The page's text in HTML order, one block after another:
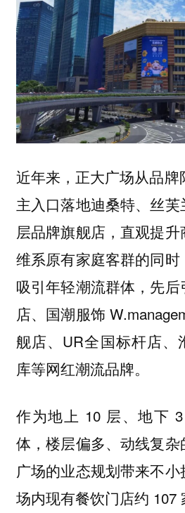
近年来，正大广场从品
主入口落地迪桑特、丝
层品牌旗舰店，直观提
维系原有家庭客群的同
吸引年轻潮流群体，先
店、国潮服饰
舰店、UR全国标杆店、
库等网红潮流品牌。
作为地上 10 层、地下
体，楼层偏多、动线复
广场的业态规划带来不小
场内现有餐饮门店约 107